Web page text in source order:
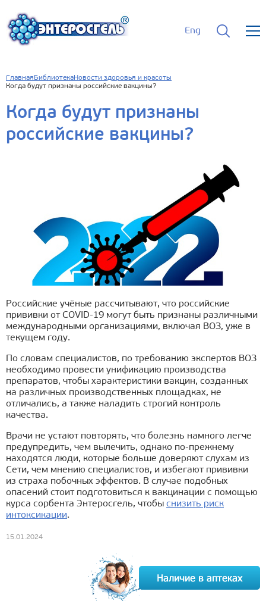
Eng
Главная БиблиотекаНовости здоровья и красоты
Когда будут признаны российские вакцины?
Когда будут признаны
российские вакцины?
Российские учёные рассчитывают, что российские
прививки от COVID-19 могут быть признаны различными
международными организациями, включая ВОЗ, уже в
текущем году.
По словам специалистов, по требованию экспертов ВОЗ
необходимо провести унификацию производства
препаратов, чтобы характеристики вакцин, созданных
на различных производственных площадках, не
отличались, а также наладить строгий контроль
качества.
Врачи не устают повторять, что болезнь намного легче
предупредить, чем вылечить, однако по-прежнему
находятся люди, которые больше доверяют слухам из
Сети, чем мнению специалистов, и избегают прививки
из страха побочных эффектов. В случае подобных
опасений стоит подготовиться к вакцинации с помощью
курса сорбента Энтеросгель, чтобы снизить риск
интоксикации.
15.01.2024